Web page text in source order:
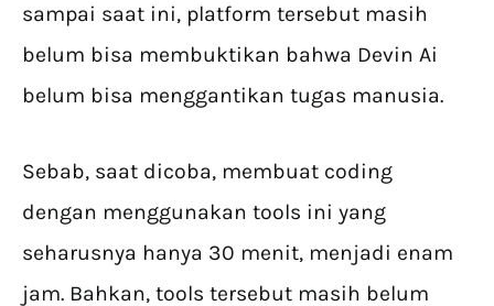
sampai saat ini, platform tersebut masih
belum bisa membuktikan bahwa Devin Ai
belum bisa menggantikan tugas manusia.
Sebab, saat dicoba, membuat coding
dengan menggunakan tools ini yang
seharusnya hanya 30 menit, menjadi enam
jam. Bahkan, tools tersebut masih belum